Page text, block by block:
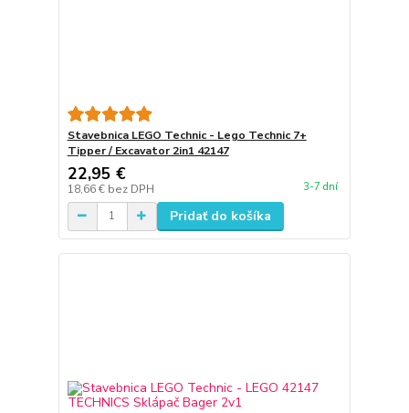
Stavebnica LEGO Technic - Lego Technic 7+
Tipper / Excavator 2in1 42147
22,95 €
18,66 € bez DPH 3-7 dní
Pridať do košíka